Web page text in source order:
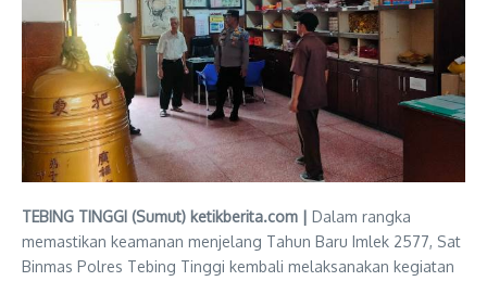
TEBING TINGGI (Sumut) ketikberita.com | Dalam rangka
memastikan keamanan menjelang Tahun Baru Imlek 2577, Sat
Binmas Polres Tebing Tinggi kembali melaksanakan kegiatan